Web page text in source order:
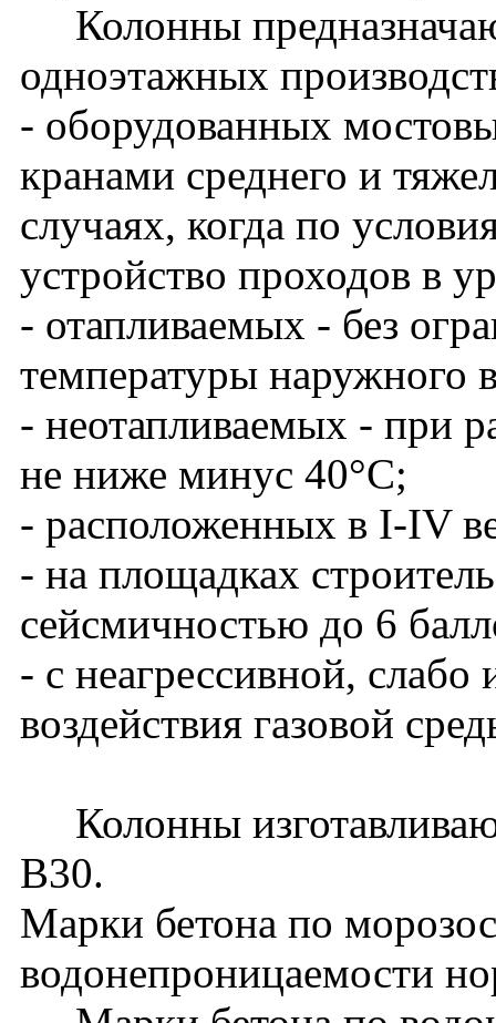
Колонны
одноэтажных
- оборудованных
кранами среднего и
случаях, когда по
устройство проходов в
- отапливаемых - без
температуры наружного
- неотапливаемых - при
не ниже минус 40°С;
- расположенных в I-IV
- на площадках
сейсмичностью до 6
- с неагрессивной, слабо
воздействия газовой
Колонны
В30.
Марки бетона по
водонепроницаемости